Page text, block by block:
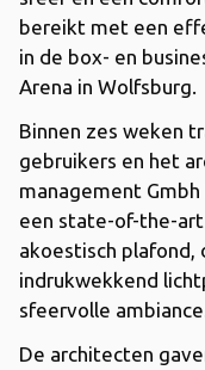
bereikt met een
in de box- en
Arena in Wolfsburg.
Binnen zes weken
gebruikers en het
management
een state-of-the-art
akoestisch
indrukwekkend
sfeervolle
De architecten